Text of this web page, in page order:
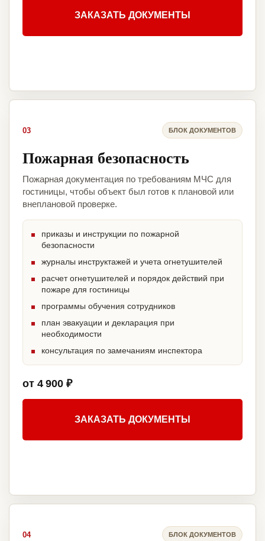
ЗАКАЗАТЬ ДОКУМЕНТЫ
03 БЛОК ДОКУМЕНТОВ
Пожарная безопасность
Пожарная документация по требованиям МЧС для
гостиницы, чтобы объект был готов к плановой или
внеплановой проверке.
приказы и инструкции по пожарной
безопасности
журналы инструктажей и учета огнетушителей
расчет огнетушителей и порядок действий при
пожаре для гостиницы
программы обучения сотрудников
план эвакуации и декларация при
необходимости
консультация по замечаниям инспектора
от 4 900 ₽
ЗАКАЗАТЬ ДОКУМЕНТЫ
04 БЛОК ДОКУМЕНТОВ